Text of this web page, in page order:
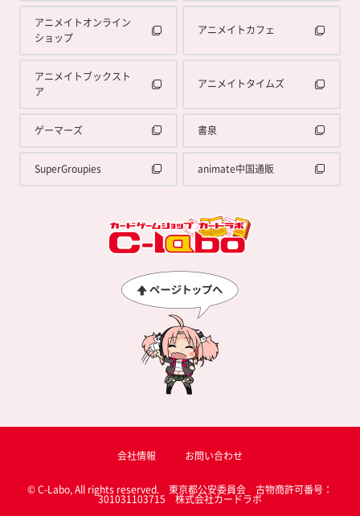
アニメイトオンライン
ショップ
アニメイトカフェ
アニメイトブックスト
ア
アニメイトタイムズ
ゲーマーズ 書泉
SuperGroupies animate中国通販
会社情報 お問い合わせ
© C-Labo, All rights reserved. 東京都公安委員会 古物商許可番号：
301031103715 株式会社カードラボ